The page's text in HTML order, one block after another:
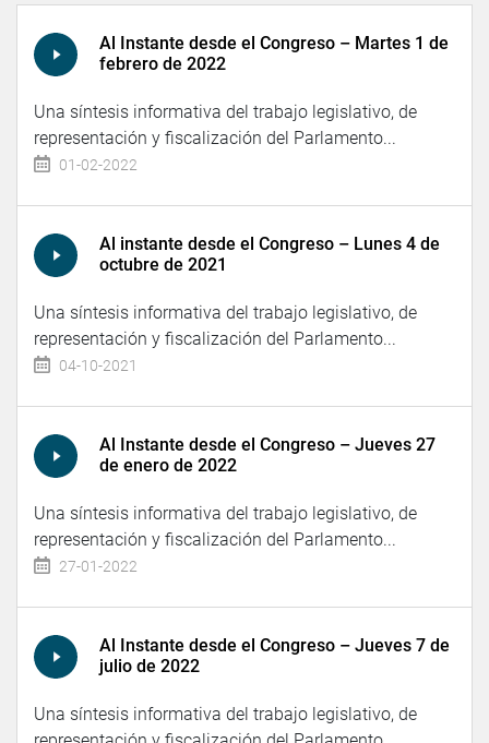
Al Instante desde el Congreso – Martes 1 de
febrero de 2022
Una síntesis informativa del trabajo legislativo, de
representación y fiscalización del Parlamento...
01-02-2022
Al instante desde el Congreso – Lunes 4 de
octubre de 2021
Una síntesis informativa del trabajo legislativo, de
representación y fiscalización del Parlamento...
04-10-2021
Al Instante desde el Congreso – Jueves 27
de enero de 2022
Una síntesis informativa del trabajo legislativo, de
representación y fiscalización del Parlamento...
27-01-2022
Al Instante desde el Congreso – Jueves 7 de
julio de 2022
Una síntesis informativa del trabajo legislativo, de